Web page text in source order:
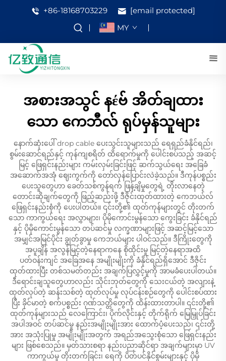
+86-18168703229
[email protected]
MY
အစားအသွင် နέဗ် အိတ်ချထား
သော ကေဘီလ် ရုပ်မှန်သူများ
နောက်ဆုံးပေါ် drop cable ပေးသွင်းသူများသည် ရေရှည်ခံနိုင်ရည်၊
စွမ်းဆောင်ရည်နှင့် ကုန်ကျစရိတ် ထိရောက်မှုကို ပေါင်းစပ်သည့် အဆင့်
မြင့် ဖြေရှင်းနည်းများ ကမ်းလှမ်းခြင်းဖြင့် ဆက်သွယ်ရေး အခြေခံ
အဆောက်အအုံ ဈေးကွက်ကို တော်လှန်ပြောင်းလဲခဲ့သည်။ ဒီကုန်ပစ္စည်း
ပေးသူတွေဟာ ခေတ်သစ်ကွန်ရက် ဖြန့်ချိမှုတွေရဲ့ တိုးလာနေတဲ့
တောင်းဆိုချက်တွေကို ဖြည့်ဆည်းဖို့ ဒီဇိုင်းထုတ်ထားတဲ့ ကေဘယ်လ်
ဖြေရှင်းနည်းစုံကို ပေးပါတယ်။ ၎င်းတို့၏ ထုတ်ကုန်များတွင် တိုးတက်
သော ကာကွယ်ရေး အလွှာများ၊ ပိုမိုကောင်းမွန်သော ကွေးခြင်း ခံနိုင်ရည်
နှင့် ပိုမိုကောင်းမွန်သော တပ်ဆင်မှု လက္ခဏာများဖြင့် အဆင့်မြင့်သော
အမျှင်အမြင်ပိုင်း ချွတ်ခွာမှု ကေဘယ်များ ပါဝင်သည်။ ဒီကြိုးတွေကို
အပူချိန် အလွန်မြင့်တဲ့နေရာကနေ စိုထိုင်းမှု မြင့်တဲ့နေရာအထိ
ပတ်ဝန်းကျင် အခြေအနေ အမျိုးမျိုးကို ခံနိုင်ရည်ရှိအောင် ဒီဇိုင်း
ထုတ်ထားပြီး တစ်သမတ်တည်း အချက်ပြလွှင့်မှုကို အာမခံပေးပါတယ်။
ဒီရောင်းချသူတွေဟာလည်း သိုင်းဘုတ်တွေကို သေးငယ်တဲ့ အလျားနဲ့
ထုတ်လုပ်တဲ့ ဆန်းသစ်တဲ့ ထုတ်လုပ်မှု လုပ်ငန်းစဉ်တွေကို ပေါင်းစပ်ထား
ပြီး ခိုင်မာတဲ့ စက်ပစ္စည်း ဂုဏ်သတ္တိတွေကို ထိန်းထားတာပါ။ ၎င်းတို့၏
ထုတ်ကုန်များသည် လေကြောင်း၊ ပိုက်လိုင်းနှင့် တိုက်ရိုက် မြေမြှုပ်ခြင်း
အပါအဝင် တပ်ဆင်မှု နည်းအမျိုးမျိုးအား ထောက်ပံ့ပေးသည်၊ ၎င်းတို့
အား အသုံးပြုမှု အမျိုးမျိုးအတွက် အရည်အသွေးစုံသော ဖြေရှင်းနည်း
များ ဖြစ်စေသည်။ မှတ်သားစရာ နည်းပညာဆိုင်ရာ အချက်များမှာ UV
ကာကွယ်မှု တိုးတက်ခြင်း၊ ရေကို ပိတ်ပင်နိုင်စွမ်းများနှင့် ပိုမို